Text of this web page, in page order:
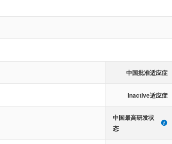
中国批准适应症
Inactive适应症
中国最高研发状
态